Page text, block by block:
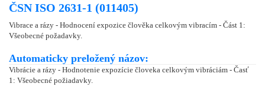
ČSN ISO 2631-1 (011405)
Vibrace a rázy - Hodnocení expozice člověka celkovým vibracím - Část 1:
Všeobecné požadavky.
Automaticky preložený názov:
Vibrácie a rázy - Hodnotenie expozície človeka celkovým vibráciám - Časť
1: Všeobecné požiadavky.